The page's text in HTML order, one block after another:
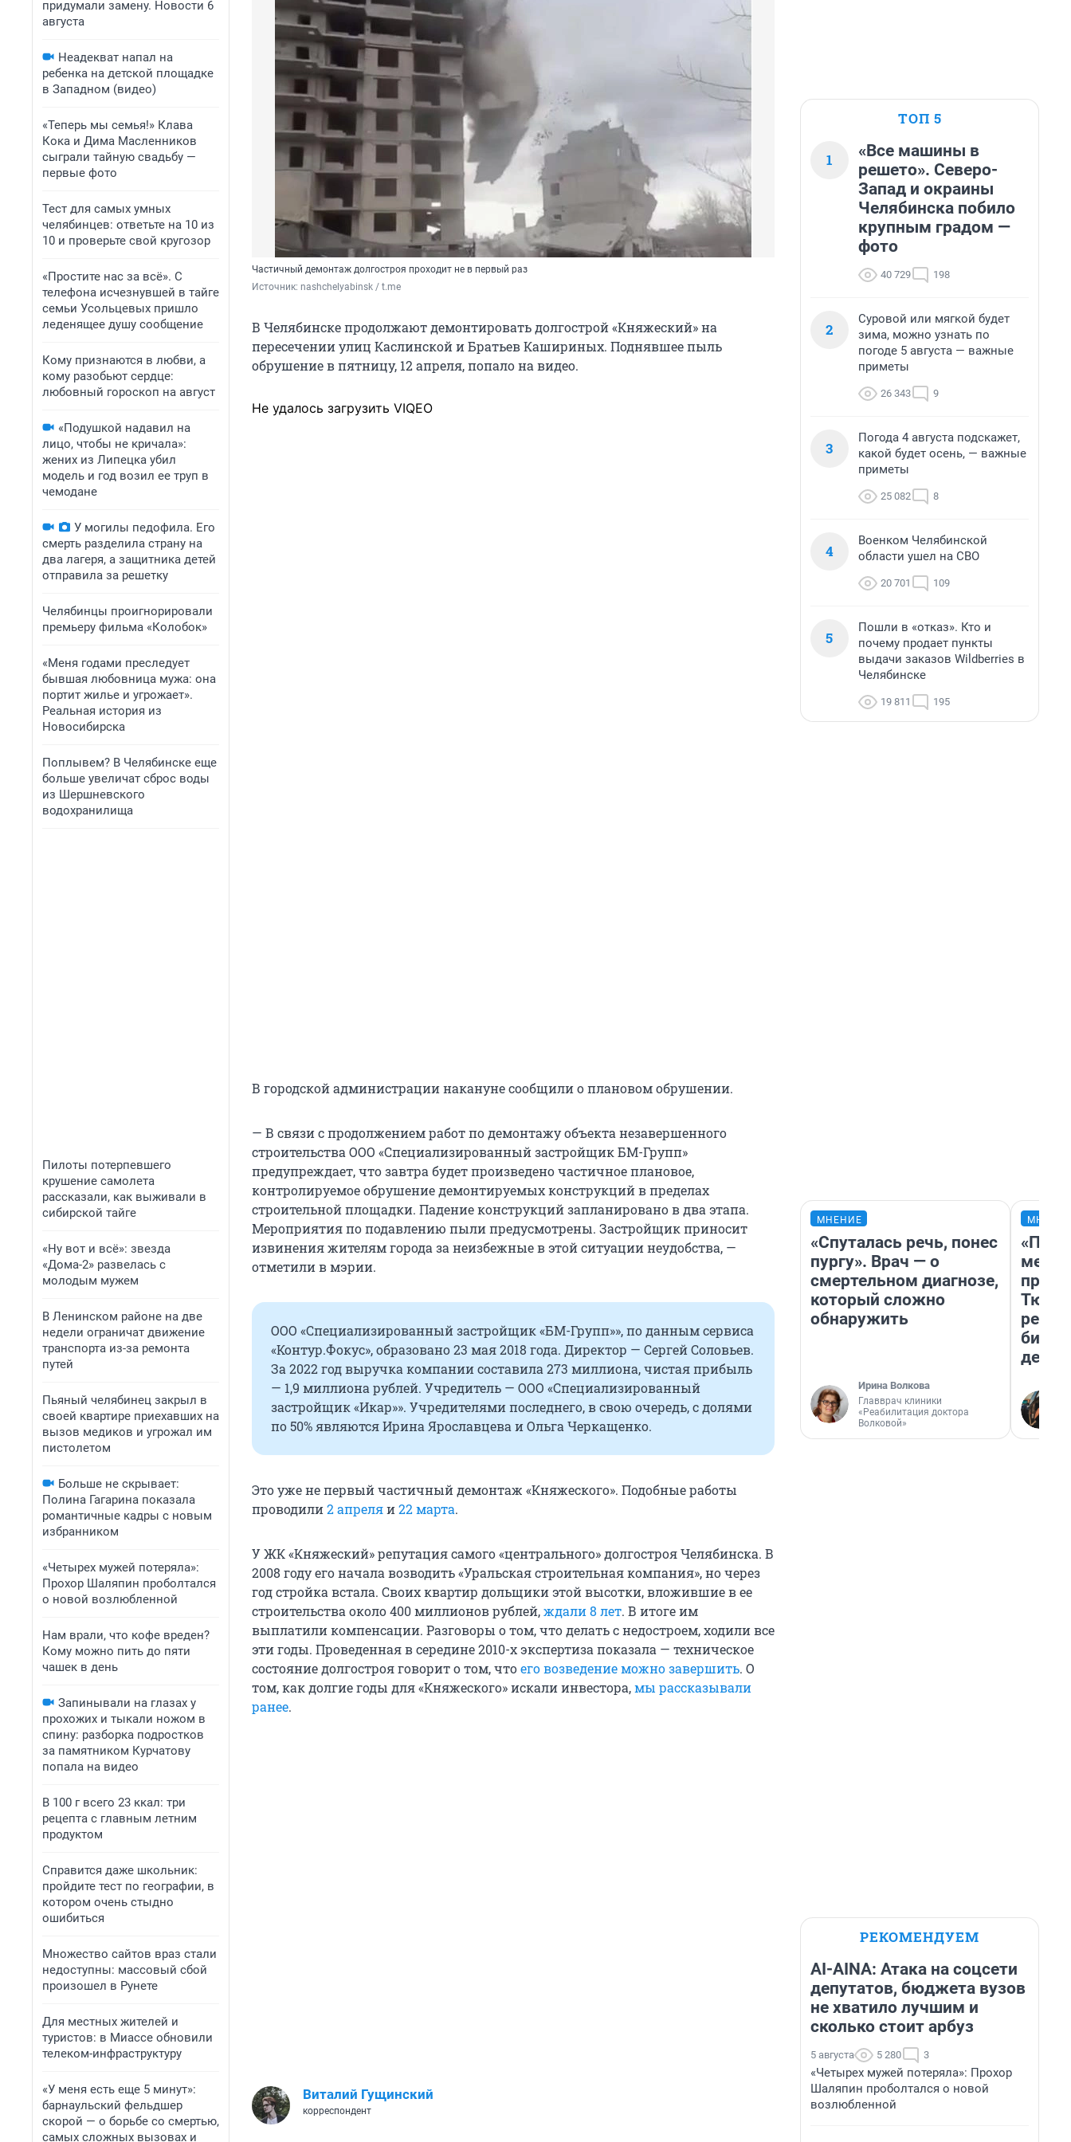
придумали замену. Новости 6
августа
Неадекват напал на
ребенка на детской площадке
в Западном (видео)
«Теперь мы семья!» Клава
Кока и Дима Масленников
сыграли тайную свадьбу —
первые фото
Тест для самых умных
челябинцев: ответьте на 10 из
10 и проверьте свой кругозор
«Простите нас за всё». С
телефона исчезнувшей в тайге
семьи Усольцевых пришло
леденящее душу сообщение
Кому признаются в любви, а
кому разобьют сердце:
любовный гороскоп на август
«Подушкой надавил на
лицо, чтобы не кричала»:
жених из Липецка убил
модель и год возил ее труп в
чемодане
У могилы педофила. Его
смерть разделила страну на
два лагеря, а защитника детей
отправила за решетку
Челябинцы проигнорировали
премьеру фильма «Колобок»
«Меня годами преследует
бывшая любовница мужа: она
портит жилье и угрожает».
Реальная история из
Новосибирска
Поплывем? В Челябинске еще
больше увеличат сброс воды
из Шершневского
водохранилища
Пилоты потерпевшего
крушение самолета
рассказали, как выживали в
сибирской тайге
«Ну вот и всё»: звезда
«Дома-2» развелась с
молодым мужем
В Ленинском районе на две
недели ограничат движение
транспорта из-за ремонта
путей
Пьяный челябинец закрыл в
своей квартире приехавших на
вызов медиков и угрожал им
пистолетом
Больше не скрывает:
Полина Гагарина показала
романтичные кадры с новым
избранником
«Четырех мужей потеряла»:
Прохор Шаляпин проболтался
о новой возлюбленной
Нам врали, что кофе вреден?
Кому можно пить до пяти
чашек в день
Запинывали на глазах у
прохожих и тыкали ножом в
спину: разборка подростков
за памятником Курчатову
попала на видео
В 100 г всего 23 ккал: три
рецепта с главным летним
продуктом
Справится даже школьник:
пройдите тест по географии, в
котором очень стыдно
ошибиться
Множество сайтов враз стали
недоступны: массовый сбой
произошел в Рунете
Для местных жителей и
туристов: в Миассе обновили
телеком-инфраструктуру
«У меня есть еще 5 минут»:
барнаульский фельдшер
скорой — о борьбе со смертью,
самых сложных вызовах и
Частичный демонтаж долгостроя проходит не в первый раз
Источник: nashchelyabinsk / t.me
В Челябинске продолжают демонтировать долгострой «Княжеский» на
пересечении улиц Каслинской и Братьев Кашириных. Поднявшее пыль
обрушение в пятницу, 12 апреля, попало на видео.
Не удалось загрузить VIQEO
В городской администрации накануне сообщили о плановом обрушении.
— В связи с продолжением работ по демонтажу объекта незавершенного
строительства ООО «Специализированный застройщик БМ-Групп»
предупреждает, что завтра будет произведено частичное плановое,
контролируемое обрушение демонтируемых конструкций в пределах
строительной площадки. Падение конструкций запланировано в два этапа.
Мероприятия по подавлению пыли предусмотрены. Застройщик приносит
извинения жителям города за неизбежные в этой ситуации неудобства, —
отметили в мэрии.
ООО «Специализированный застройщик «БМ-Групп»», по данным сервиса
«Контур.Фокус», образовано 23 мая 2018 года. Директор — Сергей Соловьев.
За 2022 год выручка компании составила 273 миллиона, чистая прибыль
— 1,9 миллиона рублей. Учредитель — ООО «Специализированный
застройщик «Икар»». Учредителями последнего, в свою очередь, с долями
по 50% являются Ирина Ярославцева и Ольга Черкащенко.
Это уже не первый частичный демонтаж «Княжеского». Подобные работы
проводили2 апреляи22 марта.
У ЖК «Княжеский» репутация самого «центрального» долгостроя Челябинска. В
2008 году его начала возводить «Уральская строительная компания», но через
год стройка встала. Своих квартир дольщики этой высотки, вложившие в ее
строительства около 400 миллионов рублей,ждали 8 лет. В итоге им
выплатили компенсации. Разговоры о том, что делать с недостроем, ходили все
эти годы. Проведенная в середине 2010-х экспертиза показала — техническое
состояние долгостроя говорит о том, чтоего возведение можно завершить. О
том, как долгие годы для «Княжеского» искали инвестора,мы рассказывали
ранее.
Виталий Гущинский
корреспондент
ТОП 5
1
«Все машины в
решето». Северо-
Запад и окраины
Челябинска побило
крупным градом —
фото
40 729 198
2
Суровой или мягкой будет
зима, можно узнать по
погоде 5 августа — важные
приметы
26 343 9
3
Погода 4 августа подскажет,
какой будет осень, — важные
приметы
25 082 8
4
Военком Челябинской
области ушел на СВО
20 701 109
5
Пошли в «отказ». Кто и
почему продает пункты
выдачи заказов Wildberries в
Челябинске
19 811 195
МНЕНИЕ
«Спуталась речь, понес
пургу». Врач — о
смертельном диагнозе,
который сложно
обнаружить
Ирина Волкова
Главврач клиники
«Реабилитация доктора
Волковой»
РЕКОМЕНДУЕМ
AI-AINA: Атака на соцсети
депутатов, бюджета вузов
не хватило лучшим и
сколько стоит арбуз
5 августа 5 280 3
«Четырех мужей потеряла»: Прохор
Шаляпин проболтался о новой
возлюбленной